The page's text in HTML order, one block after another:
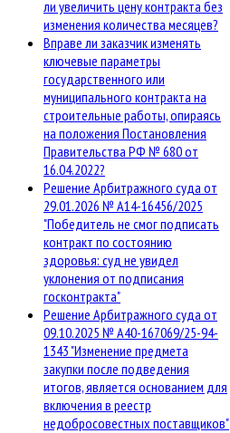
ли увеличить цену контракта без
изменения количества месяцев?
Вправе ли заказчик изменять
ключевые параметры
государственного или
муниципального контракта на
строительные работы, опираясь
на положения Постановления
Правительства РФ № 680 от
16.04.2022?
Решение Арбитражного суда от
29.01.2026 № А14-16456/2025
"Победитель не смог подписать
контракт по состоянию
здоровья: суд не увидел
уклонения от подписания
госконтракта"
Решение Арбитражного суда от
09.10.2025 № А40-167069/25-94-
1343 "Изменение предмета
закупки после подведения
итогов, является основанием для
включения в реестр
недобросовестных поставщиков"